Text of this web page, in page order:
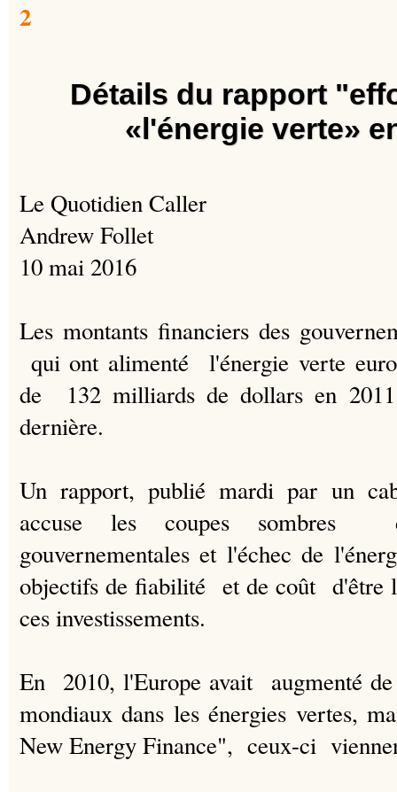
Détails du rapport
«l'énergie verte»
Le Quotidien Caller
Andrew Follet
10 mai 2016
Les montants financiers des
qui ont alimenté l'énergie verte
de 132 milliards de dollars en
dernière.
Un rapport, publié mardi par un
accuse les coupes sombres
gouvernementales et l'échec de
objectifs de fiabilité et de coût d'être
ces investissements.
En 2010, l'Europe avait augmenté de
mondiaux dans les énergies vertes,
New Energy Finance", ceux-ci